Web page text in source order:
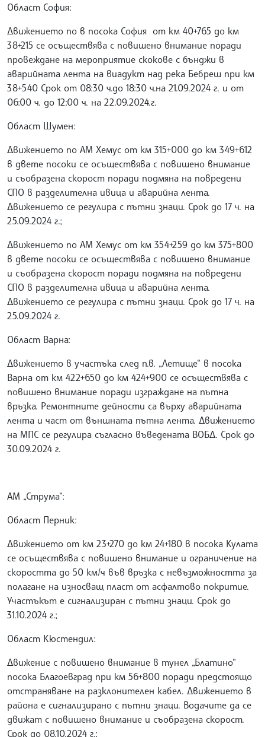
Област София:
Движението по в посока София от км 40+765 до км
38+215 се осъществява с повишено внимание поради
провеждане на мероприятие скокове с бънджи в
аварийната лента на виадукт над река Бебреш при км
38+540 Срок от 08:30 ч.до 18:30 ч.на 21.09.2024 г. и от
06:00 ч. до 12:00 ч. на 22.09.2024.г.
Област Шумен:
Движението по АМ Хемус от км 315+000 до км 349+612
в двете посоки се осъществява с повишено внимание
и съобразена скорост поради подмяна на повредени
СПО в разделителна ивица и аварийна лента.
Движението се регулира с пътни знаци. Срок до 17 ч. на
25.09.2024 г.;
Движението по АМ Хемус от км 354+259 до км 375+800
в двете посоки се осъществява с повишено внимание
и съобразена скорост поради подмяна на повредени
СПО в разделителна ивица и аварийна лента.
Движението се регулира с пътни знаци. Срок до 17 ч. на
25.09.2024 г.
Област Варна:
Движението в участъка след п.в. „Летище“ в посока
Варна от км 422+650 до км 424+900 се осъществява с
повишено внимание поради изграждане на пътна
връзка. Ремонтните дейности са върху аварийната
лента и част от външната пътна лента. Движението
на МПС се регулира съгласно въведената ВОБД. Срок до
30.09.2024 г.
АМ „Струма“:
Област Перник:
Движението от км 23+270 до км 24+180 в посока Кулата
се осъществява с повишено внимание и ограничение на
скоростта до 50 км/ч във връзка с невъзможността за
полагане на износващ пласт от асфалтово покритие.
Участъкът е сигнализиран с пътни знаци. Срок до
31.10.2024 г.;
Област Кюстендил:
Движение с повишено внимание в тунел „Блатино“
посока Благоевград при км 56+800 поради предстоящо
отстраняване на разклонителен кабел. Движението в
района е сигнализирано с пътни знаци. Водачите да се
движат с повишено внимание и съобразена скорост.
Срок до 08.10.2024 г.;